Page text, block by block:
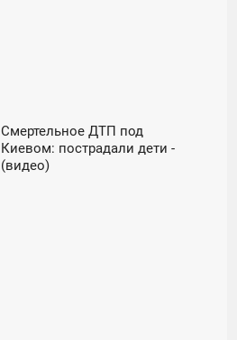
Смертельное ДТП под
Киевом: пострадали дети -
(видео)